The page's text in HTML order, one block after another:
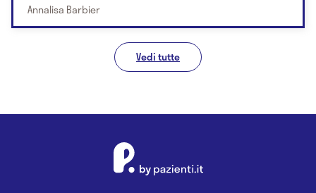
Annalisa Barbier
Vedi tutte